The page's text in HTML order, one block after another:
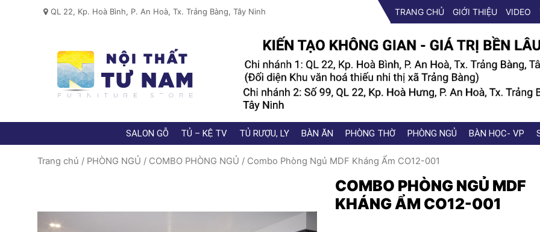
QL 22, Kp. Hoà Bình, P. An Hoà, Tx. Trảng Bàng, Tây Ninh TRANG CHỦ GIỚI THIỆU VIDEO
SALON GỖ TỦ – KỆ TV TỦ RƯỢU, LY BÀN ĂN PHÒNG THỜ PHÒNG NGỦ BÀN HỌC- VP
Trang chủ / PHÒNG NGỦ / COMBO PHÒNG NGỦ / Combo Phòng Ngủ MDF Kháng Ẩm CO12-001
COMBO PHÒNG NGỦ MDF
KHÁNG ẨM CO12-001